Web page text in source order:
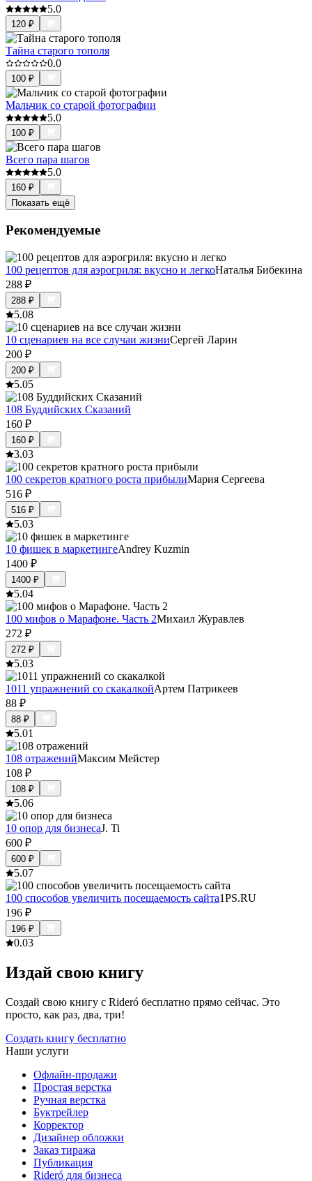
5.0
120 ₽
Тайна старого тополя
0.0
100 ₽
Мальчик со старой фотографии
5.0
100 ₽
Всего пара шагов
5.0
160 ₽
Показать ещё
Рекомендуемые
100 рецептов для аэрогриля: вкусно и легкоНаталья Бибекина
288 ₽
288 ₽
5.08
10 сценариев на все случаи жизниСергей Ларин
200 ₽
200 ₽
5.05
108 Буддийских Сказаний
160 ₽
160 ₽
3.03
100 секретов кратного роста прибылиМария Сергеева
516 ₽
516 ₽
5.03
10 фишек в маркетингеAndrey Kuzmin
1400 ₽
1400 ₽
5.04
100 мифов о Марафоне. Часть 2Михаил Журавлев
272 ₽
272 ₽
5.03
1011 упражнений со скакалкойАртем Патрикеев
88 ₽
88 ₽
5.01
108 отраженийМаксим Мейстер
108 ₽
108 ₽
5.06
10 опор для бизнесаJ. Ti
600 ₽
600 ₽
5.07
100 способов увеличить посещаемость сайта1PS.RU
196 ₽
196 ₽
0.03
Издай свою книгу
Создай свою книгу с Rideró бесплатно прямо сейчас. Это
просто, как раз, два, три!
Создать книгу бесплатно
Наши услуги
Офлайн-продажи
Простая верстка
Ручная верстка
Буктрейлер
Корректор
Дизайнер обложки
Заказ тиража
Публикация
Rideró для бизнеса